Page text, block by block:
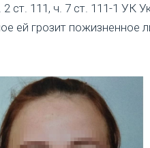
2 ст. 111, ч. 7 ст. 111-1 УК
ей грозит пожизненное